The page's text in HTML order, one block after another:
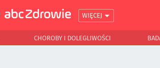
WIĘCEJ
CHOROBY I DOLEGLIWOŚCI